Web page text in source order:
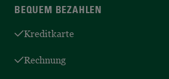
BEQUEM BEZAHLEN
Kreditkarte
Rechnung